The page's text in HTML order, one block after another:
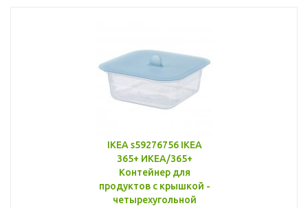
IKEA s59276756 IKEA
365+ ИКЕА/365+
Контейнер для
продуктов с крышкой -
четырехугольной